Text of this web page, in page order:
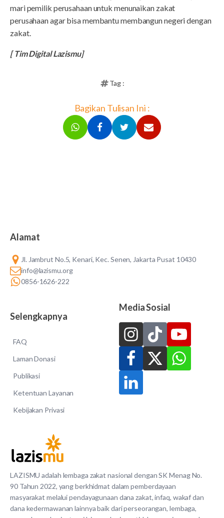
mari pemilik perusahaan untuk menunaikan zakat
perusahaan agar bisa membantu membangun negeri dengan
zakat.
[ Tim Digital Lazismu]
Tag :
Bagikan Tulisan Ini :
LAZISMU adalah lembaga zakat nasional dengan SK Menag No.
90 Tahun 2022, yang berkhidmat dalam pemberdayaan
masyarakat melalui pendayagunaan dana zakat, infaq, wakaf dan
dana kedermawanan lainnya baik dari perseorangan, lembaga,
Alamat
Jl. Jambrut No.5, Kenari, Kec. Senen, Jakarta Pusat 10430
info@lazismu.org
0856-1626-222
Selengkapnya
FAQ
Laman Donasi
Publikasi
Ketentuan Layanan
Kebijakan Privasi
Media Sosial